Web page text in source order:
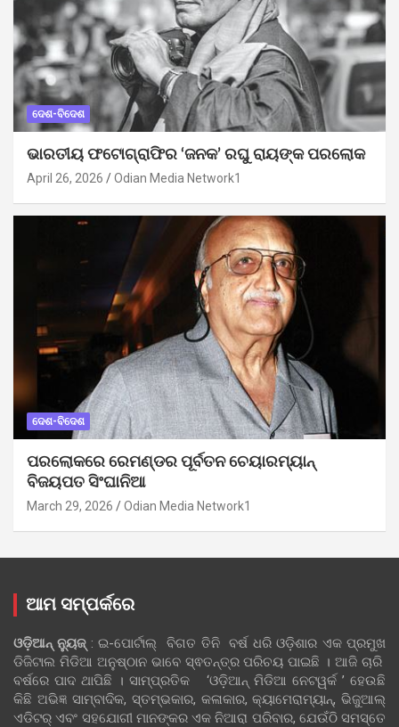
ଦେଶ-ବିଦେଶ
ଭାରତୀୟ ଫଟୋଗ୍ରାଫିର ‘ଜନକ’ ରଘୁ ରାୟଙ୍କ ପରଲୋକ
April 26, 2026 Odian Media Network1
ଦେଶ-ବିଦେଶ
ପରଲୋକରେ ରେମଣ୍ଡର ପୂର୍ବତନ ଚେୟାରମ୍ୟାନ୍
ବିଜୟପତ ସିଂଘାନିଆ
March 29, 2026 Odian Media Network1
ଆମ ସମ୍ପର୍କରେ
ଓଡ଼ିଆନ୍‍ ନ୍ୟୁଜ୍‍: ଇ-ପୋର୍ଟାଲ୍ ବିଗତ ତିନି ବର୍ଷ ଧରି ଓଡ଼ିଶାର ଏକ ପ୍ରମୁଖ
ଡିଜିଟାଲ ମିଡିଆ ଅନୁଷ୍ଠାନ ଭାବେ ସ୍ଵତନ୍ତ୍ର ପରିଚୟ ପାଇଛି । ଆଜି ଚାରି
ବର୍ଷରେ ପାଦ ଥାପିଛି । ସାମ୍ପ୍ରତିକ ‘ଓଡ଼ିଆନ୍‍ ମିଡିଆ ନେଟୱର୍କ ’ ହେଉଛି
କିଛି ଅଭିଜ୍ଞ ସାମ୍ବାଦିକ, ସ୍ତମ୍ଭକାର, କଳାକାର, କ୍ୟାମେରାମ୍ୟାନ୍, ଭିଜୁଆଲ୍
ଏଡିଟର୍ ଏବଂ ସହଯୋଗୀ ମାନଙ୍କର ଏକ ନିଆରା ପରିବାର, ଯେଉଁଠି ସମସ୍ତେ